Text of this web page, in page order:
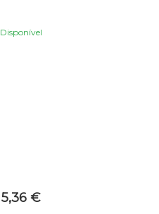
Disponível
5,36 €